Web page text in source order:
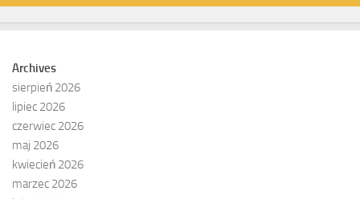
Archives
sierpień 2026
lipiec 2026
czerwiec 2026
maj 2026
kwiecień 2026
marzec 2026